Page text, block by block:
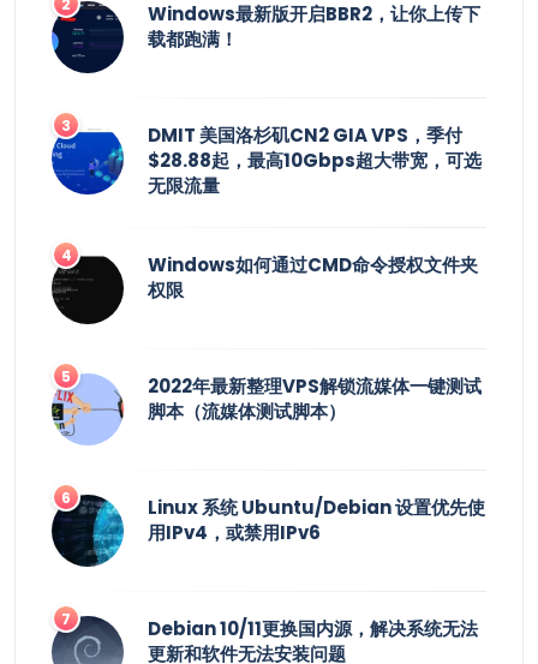
Windows最新版开启BBR2，让你上传下
载都跑满！
DMIT 美国洛杉矶CN2 GIA VPS，季付
$28.88起，最高10Gbps超大带宽，可选
无限流量
Windows如何通过CMD命令授权文件夹
权限
2022年最新整理VPS解锁流媒体一键测试
脚本（流媒体测试脚本）
Linux 系统 Ubuntu/Debian 设置优先使
用IPv4，或禁用IPv6
Debian 10/11更换国内源，解决系统无法
更新和软件无法安装问题